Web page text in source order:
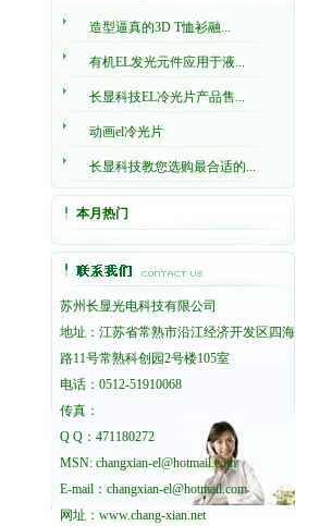
造型逼真的3D T恤衫融...
有机EL发光元件应用于液...
长显科技EL冷光片产品售...
动画el冷光片
长显科技教您选购最合适的...
本月热门
苏州长显光电科技有限公司
地址：江苏省常熟市沿江经济开发区四海
路11号常熟科创园2号楼105室
电话：0512-51910068
传真：
Q Q：471180272
MSN: changxian-el@hotmail.com
E-mail：changxian-el@hotmail.com
网址： www.chang-xian.net